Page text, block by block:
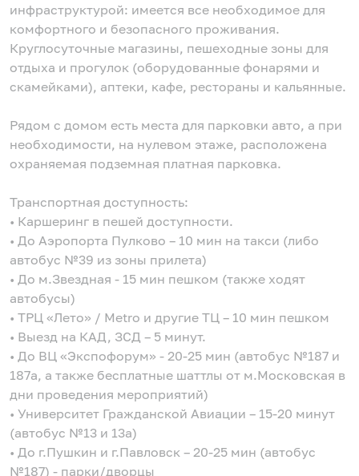
инфраструктурой: имеется все необходимое для
комфортного и безопасного проживания.
Круглосуточные магазины, пешеходные зоны для
отдыха и прогулок (оборудованные фонарями и
скамейками), аптеки, кафе, рестораны и кальянные.
Рядом с домом есть места для парковки авто, а при
необходимости, на нулевом этаже, расположена
охраняемая подземная платная парковка.
Транспортная доступность:
• Каршеринг в пешей доступности.
• До Аэропорта Пулково – 10 мин на такси (либо
автобус №39 из зоны прилета)
• До м.Звездная - 15 мин пешком (также ходят
автобусы)
• ТРЦ «Лето» / Metro и другие ТЦ – 10 мин пешком
• Выезд на КАД, ЗСД – 5 минут.
• До ВЦ «Экспофорум» - 20-25 мин (автобус №187 и
187a, а также бесплатные шаттлы от м.Московская в
дни проведения мероприятий)
• Университет Гражданской Авиации – 15-20 минут
(автобус №13 и 13а)
• До г.Пушкин и г.Павловск – 20-25 мин (автобус
№187) - парки/дворцы